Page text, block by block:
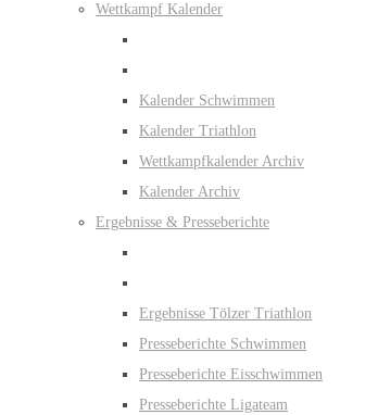
Wettkampf Kalender
Kalender Schwimmen
Kalender Triathlon
Wettkampfkalender Archiv
Kalender Archiv
Ergebnisse & Presseberichte
Ergebnisse Tölzer Triathlon
Presseberichte Schwimmen
Presseberichte Eisschwimmen
Presseberichte Ligateam